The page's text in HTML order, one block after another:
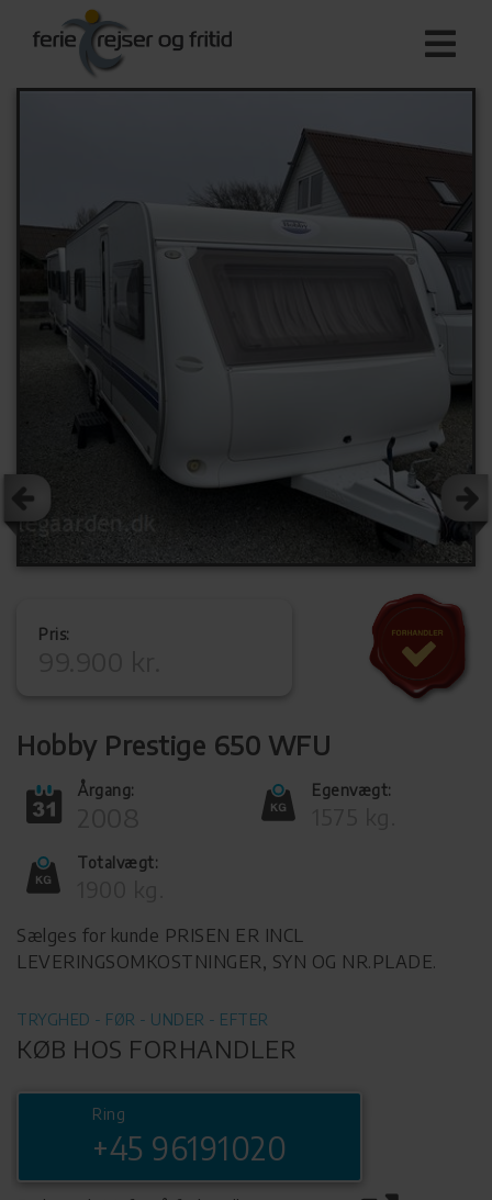
Pris:
Hobby Prestige 650 WFU
Årgang: Egenvægt:
Totalvægt:
Sælges for kunde PRISEN ER INCL
LEVERINGSOMKOSTNINGER, SYN OG NR.PLADE.
TRYGHED - FØR - UNDER - EFTER
KØB HOS FORHANDLER
Ring
+45 96191020